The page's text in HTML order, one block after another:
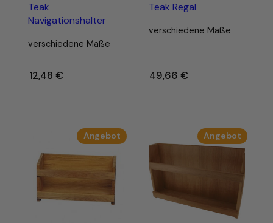
Teak
Navigationshalter
verschiedene Maße
12,48 €
Teak Regal
verschiedene Maße
49,66 €
AngebotProdukt
im
Angebot
im